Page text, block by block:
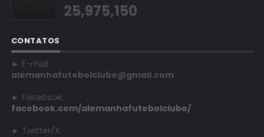
25,975,150
CONTATOS
► E-mail:
alemanhafutebolclube@gmail.com
► Facebook:
facebook.com/alemanhafutebolclube/
► Twitter/X: